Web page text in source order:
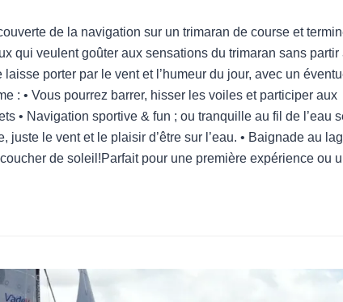
de la navigation sur un trimaran de course et
qui veulent goûter aux sensations du trimaran sans partir
porter par le vent et l’humeur du jour, avec un
: • Vous pourrez barrer, hisser les voiles et participer aux
• Navigation sportive & fun ; ou tranquille au fil de l’eau
juste le vent et le plaisir d’être sur l’eau. • Baignade au
de soleil!Parfait pour une première expérience ou